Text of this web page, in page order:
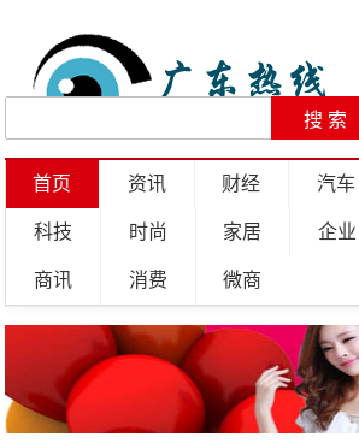
首页 资讯 财经 汽车
科技 时尚 家居 企业
商讯 消费 微商